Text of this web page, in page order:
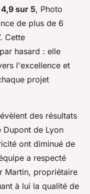
4,9 sur 5, Photo
de plus de 6
Cette
hasard : elle
l'excellence et
projet
des résultats
Dupont de Lyon
ont diminué de
a respecté
Martin, propriétaire
à lui la qualité de